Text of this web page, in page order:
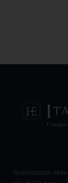
Specializzati